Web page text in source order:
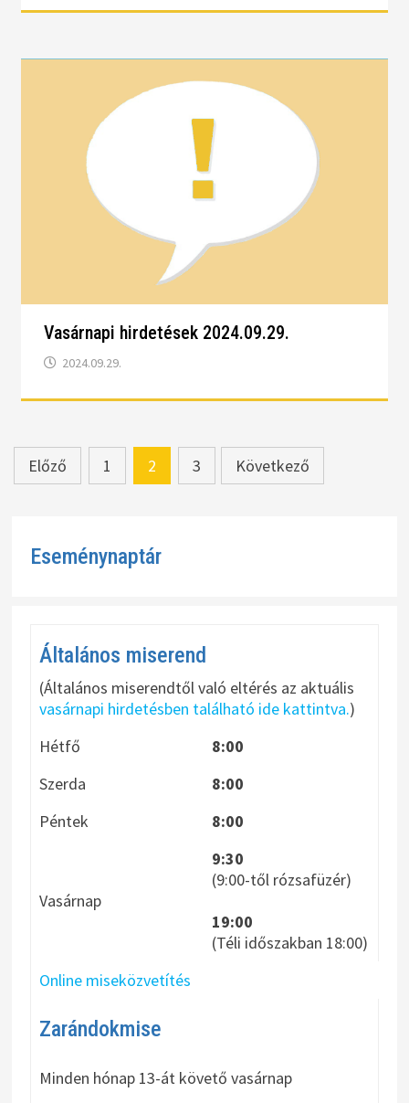
Vasárnapi hirdetések 2024.09.29.
2024.09.29.
Bejegyzések
lapozása
Előző 1 2 3 Következő
Eseménynaptár
Általános miserend
(Általános miserendtől való eltérés az aktuális
vasárnapi hirdetésben található ide kattintva.)
Hétfő
8:00
Szerda
8:00
Péntek
8:00
Vasárnap
9:30
(9:00-től rózsafüzér)
19:00
(Téli időszakban 18:00)
Online miseközvetítés
Zarándokmise
Minden hónap 13-át követő vasárnap